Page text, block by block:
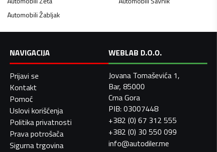
AutomobiliŽabljak
NAVIGACIJA
Prijavi se
Kontakt
Pomoć
Uslovi korišćenja
Politika privatnosti
Prava potrošača
Sigurna trgovina
WEBLAB D.O.O.
Jovana Tomaševića 1,
Bar, 85000
Crna Gora
PIB: 03007448
+382 (0) 67 312 555
+382 (0) 30 550 099
info@autodiler.me